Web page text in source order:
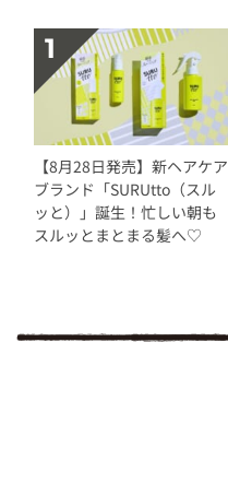
【8月28日発売】新ヘアケア
ブランド「SURUtto（スル
ッと）」誕生！忙しい朝も
スルッとまとまる髪へ♡